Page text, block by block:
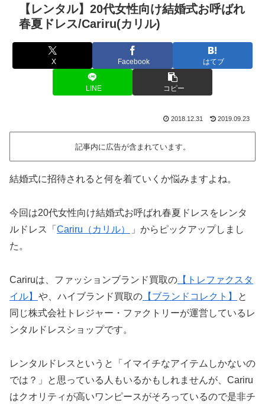
【レンタル】20代女性向け結婚式お呼ばれ
春夏ドレス/Cariru(カリル)
X Facebook はてブ
LINE コピー
2018.12.31 2019.09.23
記事内に広告が含まれています。
結婚式に招待されると何を着ていくか悩みますよね。
今回は20代女性向け結婚式お呼ばれ春夏ドレスをレンタ
ルドレス「 Cariru（カリル）
」からピックアップしまし
た。
Cariruは、ファッションブランド買取の 【トレファクスタ
イル】 や、ハイブランド買取の 【ブランドコレクト】
と
同じ株式会社トレジャー・ファクトリーが運営しているレ
ンタルドレスショップです。
レンタルドレスというと「イマイチなアイテムしかないの
では？」と思っている人もいるかもしれませんが、Cariru
はクオリティが高いワンピースがそろっているので是非チ